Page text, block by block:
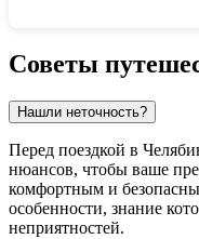
Советы
Нашли неточность?
Перед поездкой в
нюансов, чтобы ваше
комфортным и
особенности, знание
неприятностей.